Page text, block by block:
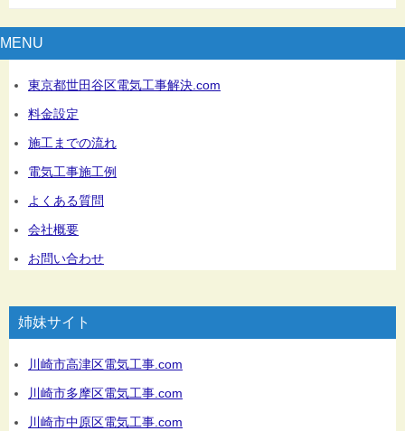
MENU
東京都世田谷区電気工事解決.com
料金設定
施工までの流れ
電気工事施工例
よくある質問
会社概要
お問い合わせ
姉妹サイト
川崎市高津区電気工事.com
川崎市多摩区電気工事.com
川崎市中原区電気工事.com